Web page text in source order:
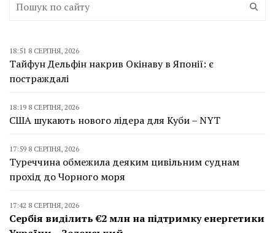
18:51 8 СЕРПНЯ, 2026
Тайфун Дельфін накрив Окінаву в Японії: є
постраждалі
18:19 8 СЕРПНЯ, 2026
США шукають нового лідера для Куби – NYT
17:59 8 СЕРПНЯ, 2026
Туреччина обмежила деяким цивільним суднам
прохід до Чорного моря
17:42 8 СЕРПНЯ, 2026
Сербія виділить €2 млн на підтримку енергетики